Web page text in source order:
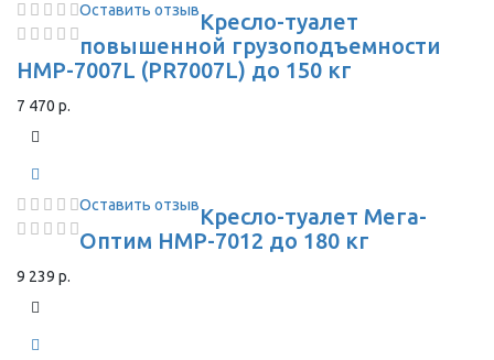
Оставить отзывКресло-туалет
повышенной грузоподъемности
HMP-7007L (PR7007L) до 150 кг
7 470 р.
Оставить отзывКресло-туалет Мега-
Оптим HMP-7012 до 180 кг
9 239 р.